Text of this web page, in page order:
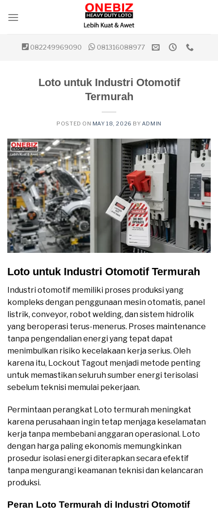
082249969090 081316088977
Loto untuk Industri Otomotif
Termurah
POSTED ON MAY 18, 2026 BY ADMIN
Loto untuk Industri Otomotif Termurah
Industri otomotif memiliki proses produksi yang
kompleks dengan penggunaan mesin otomatis, panel
listrik, conveyor, robot welding, dan sistem hidrolik
yang beroperasi terus-menerus. Proses maintenance
tanpa pengendalian energi yang tepat dapat
menimbulkan risiko kecelakaan kerja serius. Oleh
karena itu, Lockout Tagout menjadi metode penting
untuk memastikan seluruh sumber energi terisolasi
sebelum teknisi memulai pekerjaan.
Permintaan perangkat Loto termurah meningkat
karena perusahaan ingin tetap menjaga keselamatan
kerja tanpa membebani anggaran operasional. Loto
dengan harga paling ekonomis memungkinkan
prosedur isolasi energi diterapkan secara efektif
tanpa mengurangi keamanan teknisi dan kelancaran
produksi.
Peran Loto Termurah di Industri Otomotif